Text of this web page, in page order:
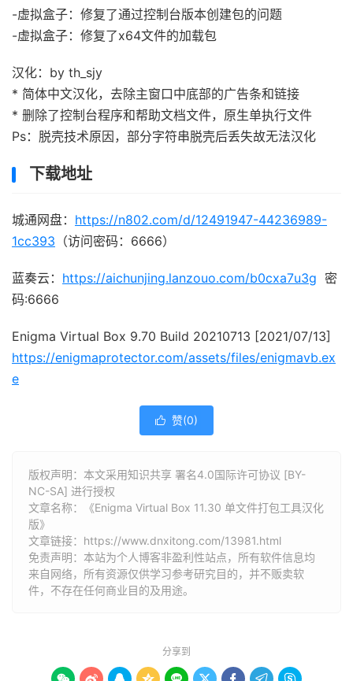
-虚拟盒子：修复了通过控制台版本创建包的问题
-虚拟盒子：修复了x64文件的加载包
汉化：by th_sjy
* 简体中文汉化，去除主窗口中底部的广告条和链接
* 删除了控制台程序和帮助文档文件，原生单执行文件
Ps：脱壳技术原因，部分字符串脱壳后丢失故无法汉化
下载地址
城通网盘： https://n802.com/d/12491947-44236989-
1cc393 （访问密码：6666）
蓝奏云： https://aichunjing.lanzouo.com/b0cxa7u3g 密
码:6666
Enigma Virtual Box 9.70 Build 20210713 [2021/07/13]
https://enigmaprotector.com/assets/files/enigmavb.ex
e
 赞(0)
版权声明：本文采用知识共享 署名4.0国际许可协议 [BY-
NC-SA] 进行授权
文章名称：《Enigma Virtual Box 11.30 单文件打包工具汉化
版》
文章链接： https://www.dnxitong.com/13981.html
免责声明：本站为个人博客非盈利性站点，所有软件信息均
来自网络，所有资源仅供学习参考研究目的，并不贩卖软
件，不存在任何商业目的及用途。
分享到
        